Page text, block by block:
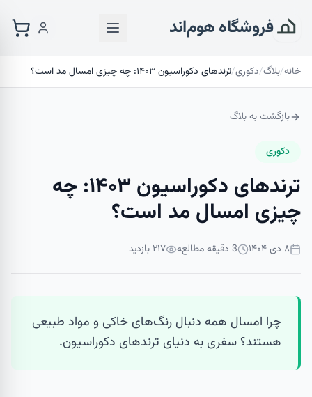
فروشگاه هوم‌اند
خانه/بلاگ/دکوری/ترندهای دکوراسیون ۱۴۰۳: چه چیزی امسال مد است؟
بازگشت به بلاگ
دکوری
ترندهای دکوراسیون ۱۴۰۳: چه
چیزی امسال مد است؟
۸ دی ۱۴۰۴ 3 دقیقه مطالعه ۲۱۷ بازدید
چرا امسال همه دنبال رنگ‌های خاکی و مواد طبیعی
هستند؟ سفری به دنیای ترندهای دکوراسیون.